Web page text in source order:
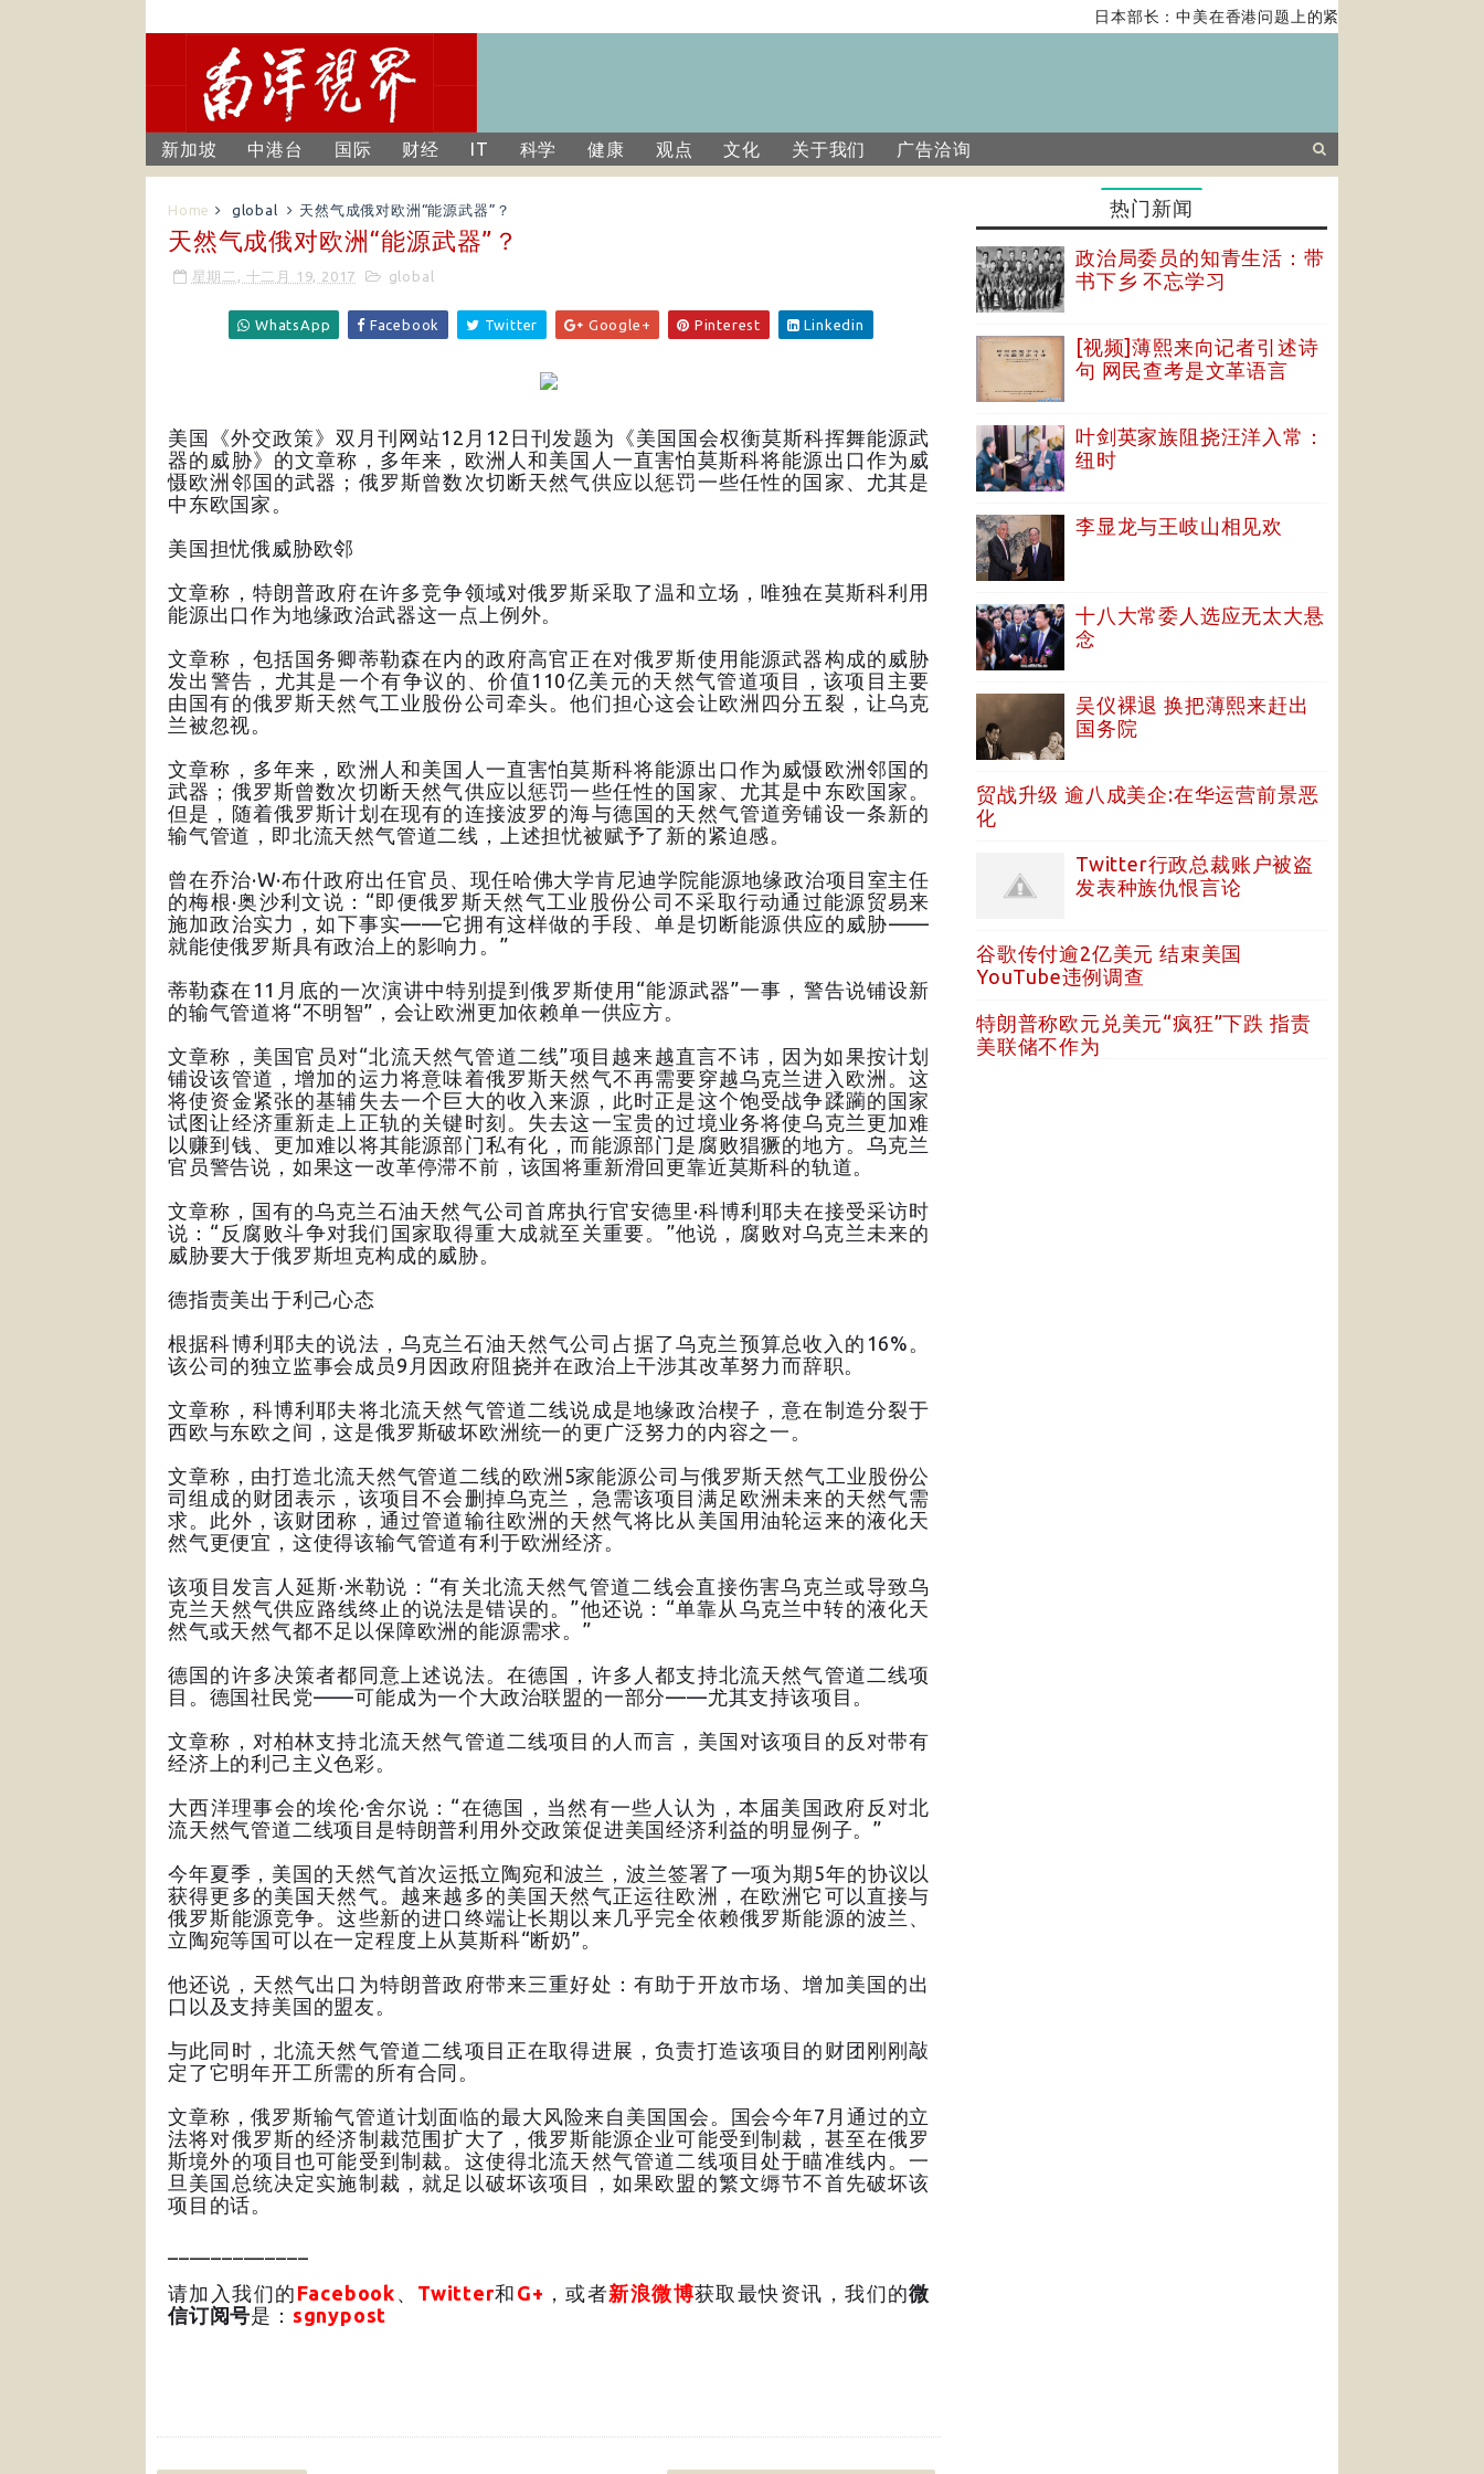
日本部长：中美在香港问题上的紧张关系对全球经济构成
新加坡 中港台 国际 财经 IT 科学 健康 观点 文化 关于我们 广告洽询
Home global 天然气成俄对欧洲“能源武器”？
天然气成俄对欧洲“能源武器”？
星期二, 十二月 19, 2017 global
WhatsApp Facebook Twitter Google+ Pinterest Linkedin
美国《外交政策》双月刊网站12月12日刊发题为《美国国会权衡莫斯科挥舞能源武
器的威胁》的文章称，多年来，欧洲人和美国人一直害怕莫斯科将能源出口作为威
慑欧洲邻国的武器；俄罗斯曾数次切断天然气供应以惩罚一些任性的国家、尤其是
中东欧国家。
美国担忧俄威胁欧邻
文章称，特朗普政府在许多竞争领域对俄罗斯采取了温和立场，唯独在莫斯科利用
能源出口作为地缘政治武器这一点上例外。
文章称，包括国务卿蒂勒森在内的政府高官正在对俄罗斯使用能源武器构成的威胁
发出警告，尤其是一个有争议的、价值110亿美元的天然气管道项目，该项目主要
由国有的俄罗斯天然气工业股份公司牵头。他们担心这会让欧洲四分五裂，让乌克
兰被忽视。
文章称，多年来，欧洲人和美国人一直害怕莫斯科将能源出口作为威慑欧洲邻国的
武器；俄罗斯曾数次切断天然气供应以惩罚一些任性的国家、尤其是中东欧国家。
但是，随着俄罗斯计划在现有的连接波罗的海与德国的天然气管道旁铺设一条新的
输气管道，即北流天然气管道二线，上述担忧被赋予了新的紧迫感。
曾在乔治·W·布什政府出任官员、现任哈佛大学肯尼迪学院能源地缘政治项目室主任
的梅根·奥沙利文说：“即便俄罗斯天然气工业股份公司不采取行动通过能源贸易来
施加政治实力，如下事实——它拥有这样做的手段、单是切断能源供应的威胁——
就能使俄罗斯具有政治上的影响力。”
蒂勒森在11月底的一次演讲中特别提到俄罗斯使用“能源武器”一事，警告说铺设新
的输气管道将“不明智”，会让欧洲更加依赖单一供应方。
文章称，美国官员对“北流天然气管道二线”项目越来越直言不讳，因为如果按计划
铺设该管道，增加的运力将意味着俄罗斯天然气不再需要穿越乌克兰进入欧洲。这
将使资金紧张的基辅失去一个巨大的收入来源，此时正是这个饱受战争蹂躏的国家
试图让经济重新走上正轨的关键时刻。失去这一宝贵的过境业务将使乌克兰更加难
以赚到钱、更加难以将其能源部门私有化，而能源部门是腐败猖獗的地方。乌克兰
官员警告说，如果这一改革停滞不前，该国将重新滑回更靠近莫斯科的轨道。
文章称，国有的乌克兰石油天然气公司首席执行官安德里·科博利耶夫在接受采访时
说：“反腐败斗争对我们国家取得重大成就至关重要。”他说，腐败对乌克兰未来的
威胁要大于俄罗斯坦克构成的威胁。
德指责美出于利己心态
根据科博利耶夫的说法，乌克兰石油天然气公司占据了乌克兰预算总收入的16%。
该公司的独立监事会成员9月因政府阻挠并在政治上干涉其改革努力而辞职。
文章称，科博利耶夫将北流天然气管道二线说成是地缘政治楔子，意在制造分裂于
西欧与东欧之间，这是俄罗斯破坏欧洲统一的更广泛努力的内容之一。
文章称，由打造北流天然气管道二线的欧洲5家能源公司与俄罗斯天然气工业股份公
司组成的财团表示，该项目不会删掉乌克兰，急需该项目满足欧洲未来的天然气需
求。此外，该财团称，通过管道输往欧洲的天然气将比从美国用油轮运来的液化天
然气更便宜，这使得该输气管道有利于欧洲经济。
该项目发言人延斯·米勒说：“有关北流天然气管道二线会直接伤害乌克兰或导致乌
克兰天然气供应路线终止的说法是错误的。”他还说：“单靠从乌克兰中转的液化天
然气或天然气都不足以保障欧洲的能源需求。”
德国的许多决策者都同意上述说法。在德国，许多人都支持北流天然气管道二线项
目。德国社民党——可能成为一个大政治联盟的一部分——尤其支持该项目。
文章称，对柏林支持北流天然气管道二线项目的人而言，美国对该项目的反对带有
经济上的利己主义色彩。
大西洋理事会的埃伦·舍尔说：“在德国，当然有一些人认为，本届美国政府反对北
流天然气管道二线项目是特朗普利用外交政策促进美国经济利益的明显例子。”
今年夏季，美国的天然气首次运抵立陶宛和波兰，波兰签署了一项为期5年的协议以
获得更多的美国天然气。越来越多的美国天然气正运往欧洲，在欧洲它可以直接与
俄罗斯能源竞争。这些新的进口终端让长期以来几乎完全依赖俄罗斯能源的波兰、
立陶宛等国可以在一定程度上从莫斯科“断奶”。
他还说，天然气出口为特朗普政府带来三重好处：有助于开放市场、增加美国的出
口以及支持美国的盟友。
与此同时，北流天然气管道二线项目正在取得进展，负责打造该项目的财团刚刚敲
定了它明年开工所需的所有合同。
文章称，俄罗斯输气管道计划面临的最大风险来自美国国会。国会今年7月通过的立
法将对俄罗斯的经济制裁范围扩大了，俄罗斯能源企业可能受到制裁，甚至在俄罗
斯境外的项目也可能受到制裁。这使得北流天然气管道二线项目处于瞄准线内。一
旦美国总统决定实施制裁，就足以破坏该项目，如果欧盟的繁文缛节不首先破坏该
项目的话。
请加入我们的 Facebook 、 Twitter和 G+ ，或者新浪微博获取最快资讯，我们的微
信订阅号是： sgnypost
热门新闻
政治局委员的知青生活：带
书下乡 不忘学习
[视频]薄熙来向记者引述诗
句 网民查考是文革语言
叶剑英家族阻挠汪洋入常：
纽时
李显龙与王岐山相见欢
十八大常委人选应无太大悬
念
吴仪裸退 换把薄熙来赶出
国务院
贸战升级 逾八成美企:在华运营前景恶
化
Twitter行政总裁账户被盗
发表种族仇恨言论
谷歌传付逾2亿美元 结束美国
YouTube违例调查
特朗普称欧元兑美元“疯狂”下跌 指责
美联储不作为